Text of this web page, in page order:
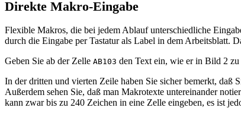
Direkte Makro-Eingabe
Flexible Makros, die bei jedem Ablauf unterschiedliche
durch die Eingabe per Tastatur als Label in dem Arbeitsblatt.
Geben Sie ab der Zelle AB103 den Text ein, wie er in Bild 2 zu
In der dritten und vierten Zeile haben Sie sicher bemerkt, daß
Außerdem sehen Sie, daß man Makrotexte untereinander
kann zwar bis zu 240 Zeichen in eine Zelle eingeben, es ist